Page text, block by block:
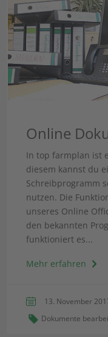
Online
In top farmplan ist
diesem kannst du
Schreibprogramm
nutzen. Die
unseres Online
den bekannten
funktioniert es...
Mehr erfahren
13. November
Dokumente